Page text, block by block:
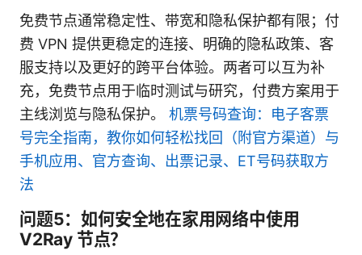
免费节点通常稳定性、带宽和隐私保护都有限；付
费 VPN 提供更稳定的连接、明确的隐私政策、客
服支持以及更好的跨平台体验。两者可以互为补
充，免费节点用于临时测试与研究，付费方案用于
主线浏览与隐私保护。 机票号码查询：电子客票
号完全指南，教你如何轻松找回（附官方渠道）与
手机应用、官方查询、出票记录、ET号码获取方
法
问题5：如何安全地在家用网络中使用
V2Ray 节点？